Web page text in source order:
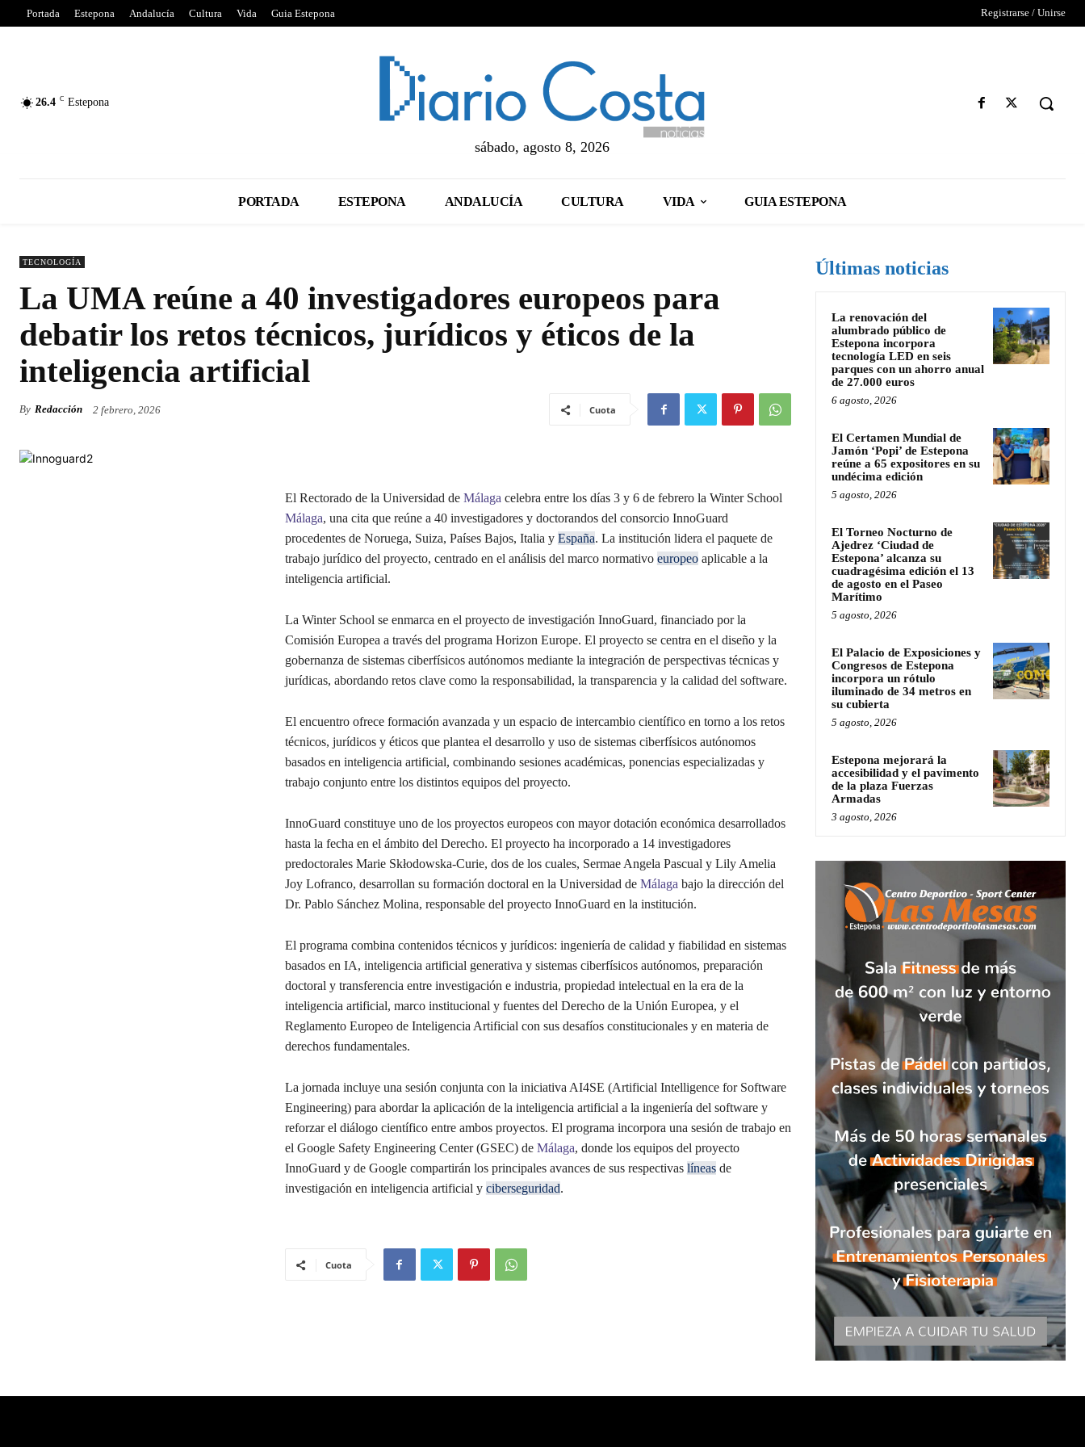
Portada Estepona Andalucía Cultura Vida Guia Estepona Registrarse / Unirse
26.4 C Estepona
sábado, agosto 8, 2026
PORTADA ESTEPONA ANDALUCÍA CULTURA VIDA GUIA ESTEPONA
TECNOLOGÍA
La UMA reúne a 40 investigadores europeos para
debatir los retos técnicos, jurídicos y éticos de la
inteligencia artificial
By Redacción 2 febrero, 2026 Cuota
El Rectorado de la Universidad de Málaga celebra entre los días 3 y 6 de febrero la Winter School
Málaga, una cita que reúne a 40 investigadores y doctorandos del consorcio InnoGuard
procedentes de Noruega, Suiza, Países Bajos, Italia y España. La institución lidera el paquete de
trabajo jurídico del proyecto, centrado en el análisis del marco normativo europeoaplicable a la
inteligencia artificial.
La Winter School se enmarca en el proyecto de investigación InnoGuard, financiado por la
Comisión Europea a través del programa Horizon Europe. El proyecto se centra en el diseño y la
gobernanza de sistemas ciberfísicos autónomos mediante la integración de perspectivas técnicas y
jurídicas, abordando retos clave como la responsabilidad, la transparencia y la calidad del software.
El encuentro ofrece formación avanzada y un espacio de intercambio científico en torno a los retos
técnicos, jurídicos y éticos que plantea el desarrollo y uso de sistemas ciberfísicos autónomos
basados en inteligencia artificial, combinando sesiones académicas, ponencias especializadas y
trabajo conjunto entre los distintos equipos del proyecto.
InnoGuard constituye uno de los proyectos europeos con mayor dotación económica desarrollados
hasta la fecha en el ámbito del Derecho. El proyecto ha incorporado a 14 investigadores
predoctorales Marie Skłodowska-Curie, dos de los cuales, Sermae Angela Pascual y Lily Amelia
Joy Lofranco, desarrollan su formación doctoral en la Universidad de Málaga bajo la dirección del
Dr. Pablo Sánchez Molina, responsable del proyecto InnoGuard en la institución.
El programa combina contenidos técnicos y jurídicos: ingeniería de calidad y fiabilidad en sistemas
basados en IA, inteligencia artificial generativa y sistemas ciberfísicos autónomos, preparación
doctoral y transferencia entre investigación e industria, propiedad intelectual en la era de la
inteligencia artificial, marco institucional y fuentes del Derecho de la Unión Europea, y el
Reglamento Europeo de Inteligencia Artificial con sus desafíos constitucionales y en materia de
derechos fundamentales.
La jornada incluye una sesión conjunta con la iniciativa AI4SE (Artificial Intelligence for Software
Engineering) para abordar la aplicación de la inteligencia artificial a la ingeniería del software y
reforzar el diálogo científico entre ambos proyectos. El programa incorpora una sesión de trabajo en
el Google Safety Engineering Center (GSEC) de Málaga, donde los equipos del proyecto
InnoGuard y de Google compartirán los principales avances de sus respectivas líneasde
investigación en inteligencia artificial y ciberseguridad.
Cuota
Últimas noticias
La renovación del
alumbrado público de
Estepona incorpora
tecnología LED en seis
parques con un ahorro anual
de 27.000 euros
6 agosto, 2026
El Certamen Mundial de
Jamón ‘Popi’ de Estepona
reúne a 65 expositores en su
undécima edición
5 agosto, 2026
El Torneo Nocturno de
Ajedrez ‘Ciudad de
Estepona’ alcanza su
cuadragésima edición el 13
de agosto en el Paseo
Marítimo
5 agosto, 2026
El Palacio de Exposiciones y
Congresos de Estepona
incorpora un rótulo
iluminado de 34 metros en
su cubierta
5 agosto, 2026
Estepona mejorará la
accesibilidad y el pavimento
de la plaza Fuerzas
Armadas
3 agosto, 2026